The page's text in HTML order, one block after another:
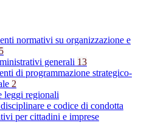
normativi su organizzazione e
5
generali 13
di programmazione strategico-
2
leggi regionali
e codice di condotta
per cittadini e imprese